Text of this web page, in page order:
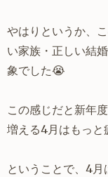
やはりというか、
い家族・正しい結
象でした😭
この感じだと新年
増える4月はもっと
ということで、4